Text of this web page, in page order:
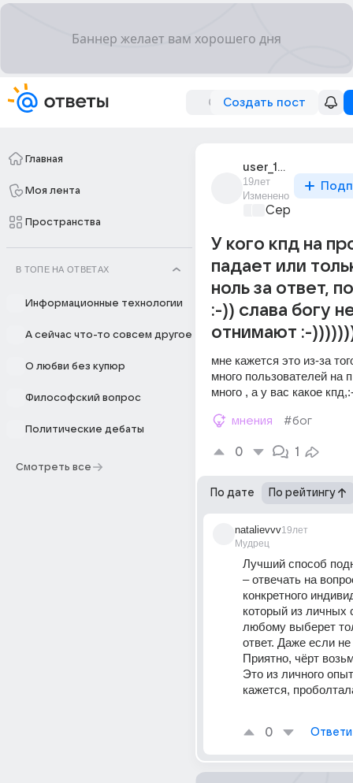
Создать пост
Главная
Моя лента
Пространства
В ТОПЕ НА ОТВЕТАХ
Информационные технологии
А сейчас что-то совсем другое
О любви без купюр
Философский вопрос
Политические дебаты
Смотреть все
user_1394839
19лет
Изменено
Сервисы в
У кого кпд на
падает или
ноль за ответ,
:-)) слава богу
отнимают :-
мне кажется это из-за
много пользователей на
много , а у вас какое
мнения #бог
0 1
По дате По рейтингу
natalievvv
Мудрец
19лет
Лучший способ
– отвечать на
конкретного
который из личных
любому выберет
ответ. Даже если не
Приятно, чёрт
Это из личного
кажется,
0